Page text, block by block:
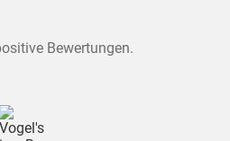
Bewertungen.